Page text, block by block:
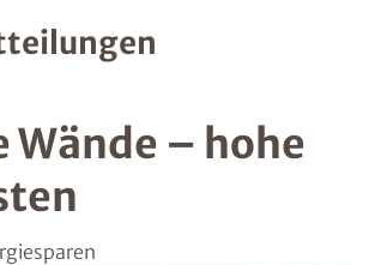
Wände – hohe